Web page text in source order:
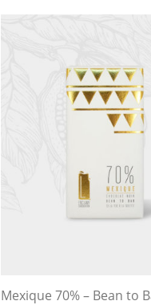
Mexique 70% – Bean to